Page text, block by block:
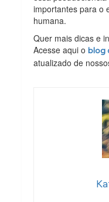
importantes para o
humana.
Quer mais dicas e
Acesse aqui oblog
atualizado de